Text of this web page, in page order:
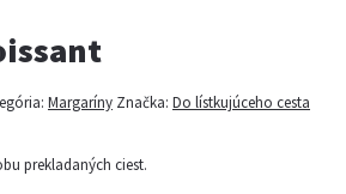
Margaríny Značka: Do lístkujúceho cesta
prekladaných ciest.